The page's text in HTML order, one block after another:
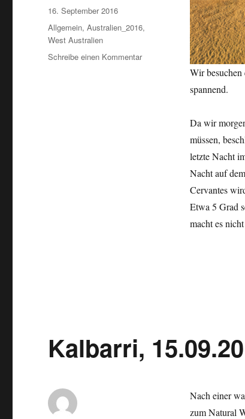
Wir
spannend.
Da wir
müssen,
letzte Nacht
Nacht auf
Cervantes
Etwa 5 Grad
macht es nicht
Veröffentlicht
am
16. September 2016
Kategorien
Allgemein,Australien_2016,
West Australien
Schreibe einen Kommentarzu
Kalbarri,
Nach einer
zum Natural